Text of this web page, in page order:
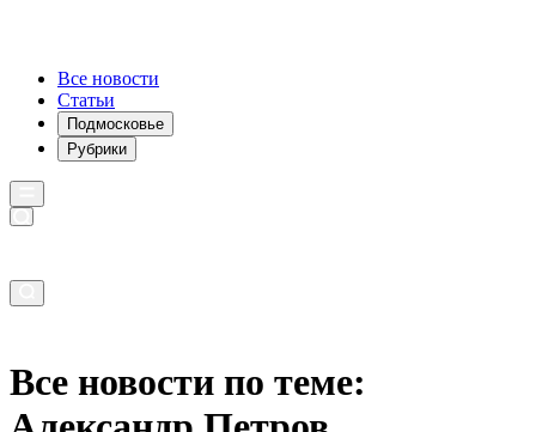
Все новости
Статьи
Подмосковье
Рубрики
Все новости по теме: